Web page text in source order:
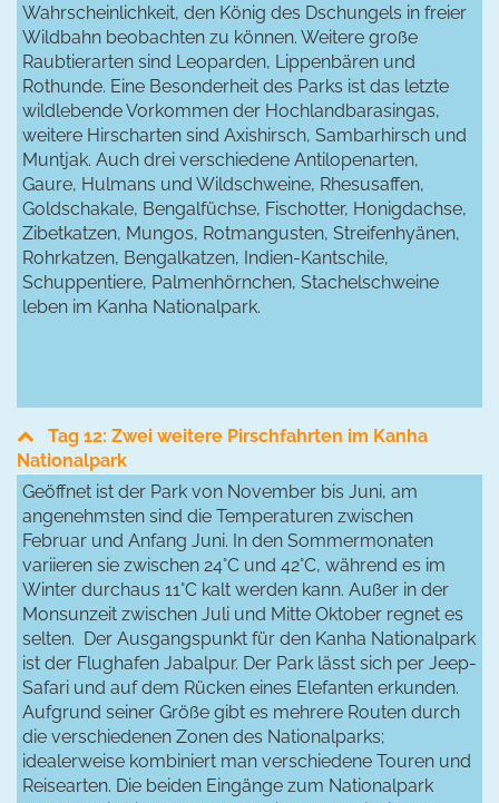
Wahrscheinlichkeit, den König des Dschungels in freier
Wildbahn beobachten zu können. Weitere große
Raubtierarten sind Leoparden, Lippenbären und
Rothunde. Eine Besonderheit des Parks ist das letzte
wildlebende Vorkommen der Hochlandbarasingas,
weitere Hirscharten sind Axishirsch, Sambarhirsch und
Muntjak. Auch drei verschiedene Antilopenarten,
Gaure, Hulmans und Wildschweine, Rhesusaffen,
Goldschakale, Bengalfüchse, Fischotter, Honigdachse,
Zibetkatzen, Mungos, Rotmangusten, Streifenhyänen,
Rohrkatzen, Bengalkatzen, Indien-Kantschile,
Schuppentiere, Palmenhörnchen, Stachelschweine
leben im Kanha Nationalpark.
Tag 12: Zwei weitere Pirschfahrten im Kanha
Nationalpark
Geöffnet ist der Park von November bis Juni, am
angenehmsten sind die Temperaturen zwischen
Februar und Anfang Juni. In den Sommermonaten
variieren sie zwischen 24°C und 42°C, während es im
Winter durchaus 11°C kalt werden kann. Außer in der
Monsunzeit zwischen Juli und Mitte Oktober regnet es
selten. Der Ausgangspunkt für den Kanha Nationalpark
ist der Flughafen Jabalpur. Der Park lässt sich per Jeep-
Safari und auf dem Rücken eines Elefanten erkunden.
Aufgrund seiner Größe gibt es mehrere Routen durch
die verschiedenen Zonen des Nationalparks;
idealerweise kombiniert man verschiedene Touren und
Reisearten. Die beiden Eingänge zum Nationalpark